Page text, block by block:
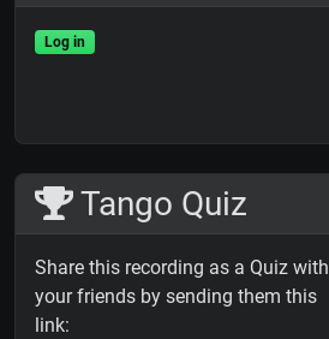
Log in
Tango Quiz
Share this recording as a Quiz with
your friends by sending them this
link: